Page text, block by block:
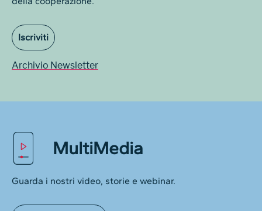
Iscriviti
Archivio Newsletter
MultiMedia
Guarda i nostri video, storie e webinar.